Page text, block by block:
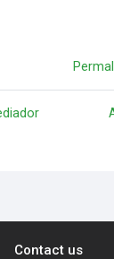
Contact us